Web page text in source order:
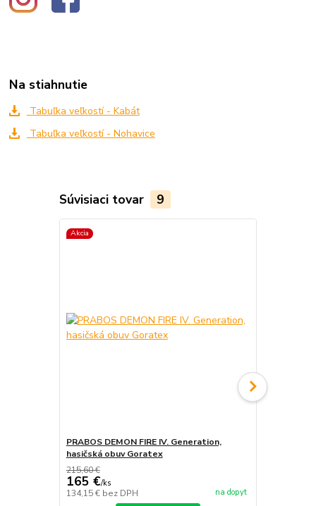
Na stiahnutie
Tabuľka veľkostí - Kabát
Tabuľka veľkostí - Nohavice
Súvisiaci tovar 9
Akcia
PRABOS DEMON FIRE IV. Generation,
hasičská obuv Goratex
215,60 €
165 €/ks
134,15 € bez DPH na dopyt